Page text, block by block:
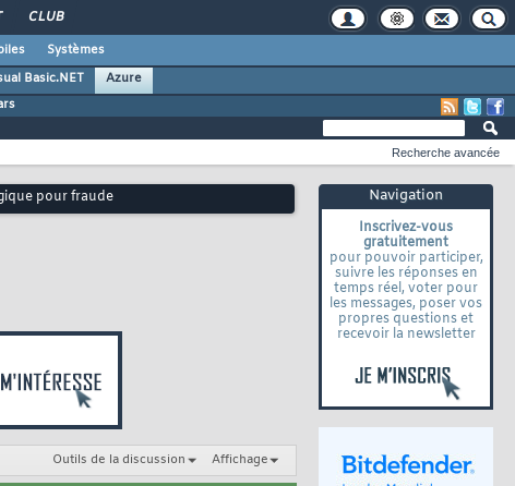
CLUB
Systèmes
Basic.NET
Azure
Navigation
Inscrivez-vous
gratuitement
pour pouvoir participer,
suivre les réponses en
temps réel, voter pour
les messages, poser vos
propres questions et
recevoir la newsletter
Recherche avancée
pour fraude
Outils de la discussion Affichage